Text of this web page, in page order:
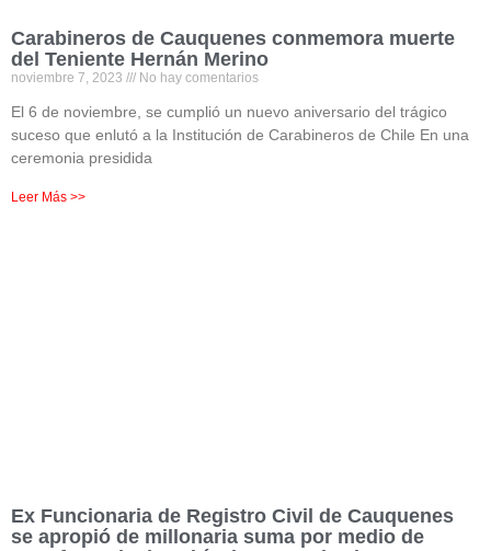
Carabineros de Cauquenes conmemora muerte
del Teniente Hernán Merino
noviembre 7, 2023 No hay comentarios
El 6 de noviembre, se cumplió un nuevo aniversario del trágico
suceso que enlutó a la Institución de Carabineros de Chile En una
ceremonia presidida
Leer Más >>
Ex Funcionaria de Registro Civil de Cauquenes
se apropió de millonaria suma por medio de